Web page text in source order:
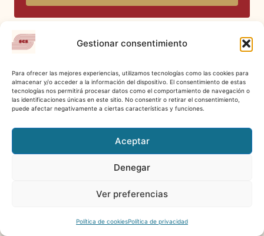
Gestionar consentimiento
Para ofrecer las mejores experiencias, utilizamos tecnologías como las cookies para
almacenar y/o acceder a la información del dispositivo. El consentimiento de estas
tecnologías nos permitirá procesar datos como el comportamiento de navegación o
las identificaciones únicas en este sitio. No consentir o retirar el consentimiento,
puede afectar negativamente a ciertas características y funciones.
Aceptar
Denegar
Ver preferencias
Política de cookiesPolítica de privacidad